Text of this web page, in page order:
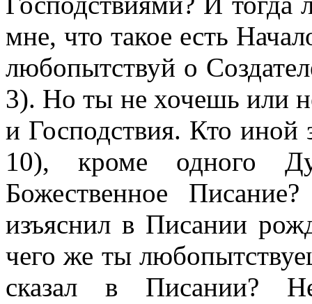
мне, что такое есть
любопытствуй о
3). Но ты не хочешь или
и Господствия. Кто
10), кроме одного
Божественное
изъяснил в Писании
чего же ты
сказал в Писании?